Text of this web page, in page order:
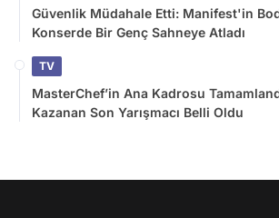
Güvenlik Müdahale Etti: Manifest'in
Konserde Bir Genç Sahneye Atladı
TV
MasterChef’in Ana Kadrosu
Kazanan Son Yarışmacı Belli Oldu